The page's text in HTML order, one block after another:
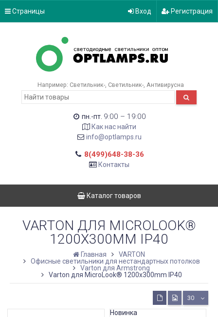
Страницы Вход Регистрация
Например: Светильник- Светильник- Антивирусна
пн.-пт. 9:00 – 19:00
Как нас найти
info@optlamps.ru
8(499)648-38-36
Контакты
Каталог товаров
VARTON ДЛЯ MICROLOOK®
1200X300MM IP40
Главная
VARTON
Офисные светильники для нестандартных потолков
Varton для Armstrong
Varton для MicroLook® 1200x300mm IP40
30
Новинка